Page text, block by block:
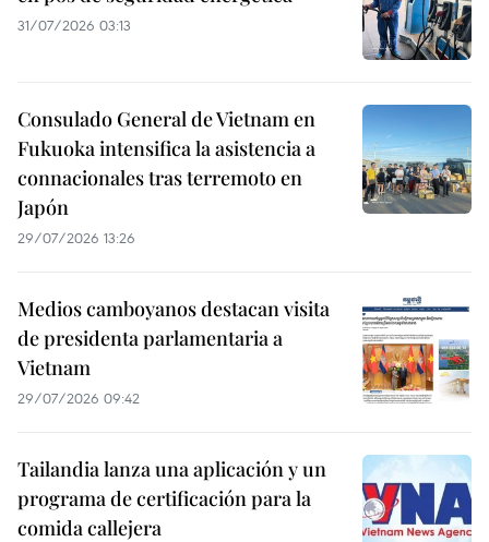
31/07/2026 03:13
Consulado General de Vietnam en
Fukuoka intensifica la asistencia a
connacionales tras terremoto en
Japón
29/07/2026 13:26
Medios camboyanos destacan visita
de presidenta parlamentaria a
Vietnam
29/07/2026 09:42
Tailandia lanza una aplicación y un
programa de certificación para la
comida callejera